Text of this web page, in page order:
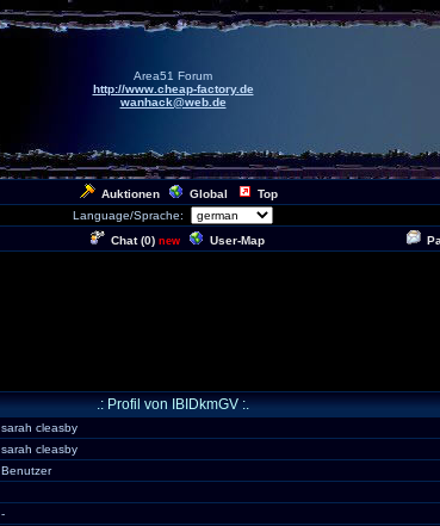
Area51 Forum
http://www.cheap-factory.de
wanhack@web.de
Auktionen Global Top
Language/Sprache:
Chat (0) new User-Map
.: Profil von IBIDkmGV :.
sarah cleasby
sarah cleasby
Benutzer
-